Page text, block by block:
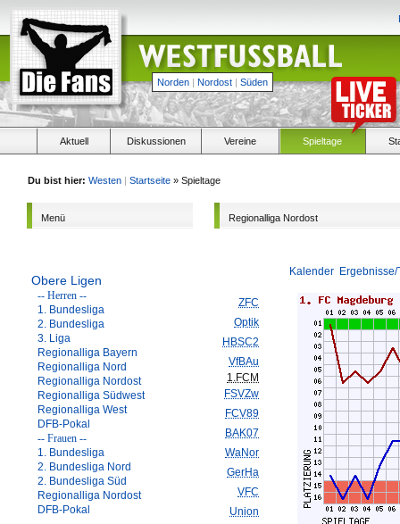
Norden | Nordost | Süden
Aktuell Diskussionen Vereine Spieltage
Du bist hier: Westen | Startseite » Spieltage
Menü
Obere Ligen
-- Herren --
1. Bundesliga
2. Bundesliga
3. Liga
Regionalliga Bayern
Regionalliga Nord
Regionalliga Nordost
Regionalliga Südwest
Regionalliga West
DFB-Pokal
-- Frauen --
1. Bundesliga
2. Bundesliga Nord
2. Bundesliga Süd
Regionalliga Nordost
DFB-Pokal
Regionalliga Nordost
Kalender
ZFC
Optik
HBSC2
VfBAu
1.FCM
FSVZw
FCV89
BAK07
WaNor
GerHa
VFC
Union